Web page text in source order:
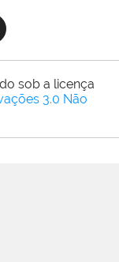
sob a licença
3.0 Não